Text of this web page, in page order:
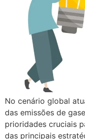
No cenário global
das emissões de
prioridades cruciais
das principais